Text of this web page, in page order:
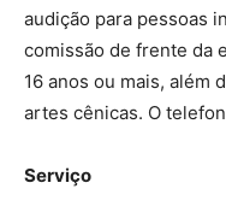
audição para pessoas
comissão de frente da
16 anos ou mais, além
artes cênicas. O
Serviço